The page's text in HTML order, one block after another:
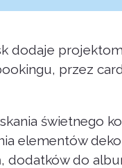
dodaje
przez
świetnego
elementów
dodatków do